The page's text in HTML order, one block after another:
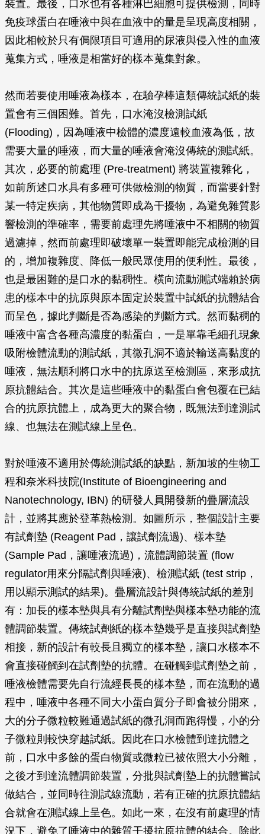
裝置。最後，口水也有各種淋巴細胞可提供檢測，同時
免疫球蛋白在唾液中與在血液中的量是呈現高度相關，
因此相較於只有侷限項目可適用的尿液與侵入性的血液
蒐集方式，唾液是相當好的樣本蒐集對象。
然而若要使用唾液為樣本，在驗孕棒這類傳統試紙的裝
置會有三個困難。首先，口水淹沒檢測試紙
(Flooding)，因為唾液中檢體的濃度遠較血液為低，故
需要大量的唾液，而大量的唾液會淹沒傳統的測試紙。
其次，必要的前處理 (Pre-treatment) 將裝置複雜化，
如前所述口水具有多種可供做檢測的物質，而當要針對
某一特定疾病，其他物質即成為干擾物，為避免雜質影
響檢測的準確率，需要前處理先將唾液中不相關的物質
過濾掉，然而前處理即破壞單一裝置即能完成檢測的目
的，增加複雜度、降低一般民眾使用的便利性。最後，
也是最困難的是口水的黏稠性。橫向流動測試端賴於病
患的樣本中的抗原與原本固定於裝置中試紙的抗體結合
而呈色，據此判斷是否為感染的判斷方式。然而黏稠的
唾液中富含各種高濃度的黏蛋白，一是單靠毛細孔現象
吸附檢體流動的測試紙，其微孔洞不適於輸送高黏度的
唾液，無法順利將口水中的抗原送至檢測區，來形成抗
原抗體結合。其次是這些唾液中的黏蛋白會包覆在已結
合的抗原抗體上，成為更大的聚合物，既無法到達測試
線、也無法在測試線上呈色。
對於唾液不適用於傳統測試紙的缺點，新加坡的生物工
程和奈米科技院(Institute of Bioengineering and
Nanotechnology, IBN) 的研發人員開發新的疊層流設
計，並將其應於登革熱檢測。如圖所示，整個設計主要
有試劑墊 (Reagent Pad，讓試劑流過)、樣本墊
(Sample Pad，讓唾液流過)，流體調節裝置 (flow
regulator用來分隔試劑與唾液)、檢測試紙 (test strip，
用以顯示測試的結果)。疊層流設計與傳統試紙的差別
有：加長的樣本墊與具有分離試劑墊與樣本墊功能的流
體調節裝置。傳統試劑紙的樣本墊幾乎是直接與試劑墊
相接，新的設計有較長且獨立的樣本墊，讓口水樣本不
會直接碰觸到在試劑墊的抗體。在碰觸到試劑墊之前，
唾液檢體需要先自行流經長長的樣本墊，而在流動的過
程中，唾液中各種不同大小蛋白質分子即會被分開來，
大的分子微粒較難通過試紙的微孔洞而跑得慢，小的分
子微粒則較快穿越試紙。因此在口水檢體到達抗體之
前，口水中多餘的蛋白物質或微粒已被依照大小分離，
之後才到達流體調節裝置，分批與試劑墊上的抗體嘗試
做結合，並同時往測試線流動，若有正確的抗原抗體結
合就會在測試線上呈色。如此一來，在沒有前處理的情
況下，避免了唾液中的雜質干擾抗原抗體的結合。除此